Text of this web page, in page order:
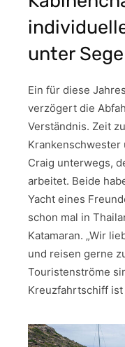
unter
Ein für diese
verzögert die
Verständnis. Zeit
Krankenschwester
Craig unterwegs,
arbeitet. Beide
Yacht eines
schon mal in
Katamaran. „Wir
und reisen gerne
Touristenströme
Kreuzfahrtschiff ist